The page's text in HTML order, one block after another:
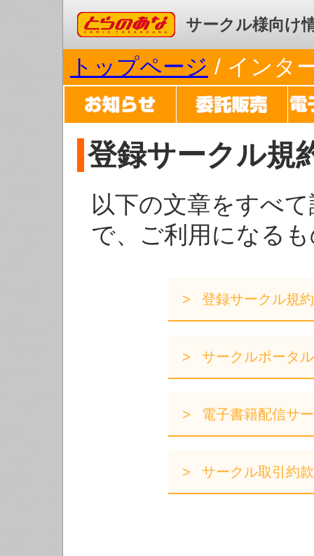
コミックとらのあな サークル様向け
トップページ / インタ
登録サークル規
以下の文章をすべ
で、ご利用になる
登録サークル規約
サークルポータ
電子書籍配信サ
サークル取引約款